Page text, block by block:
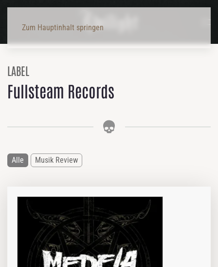
Zum Hauptinhalt springen
LABEL
Fullsteam Records
Alle Musik Review